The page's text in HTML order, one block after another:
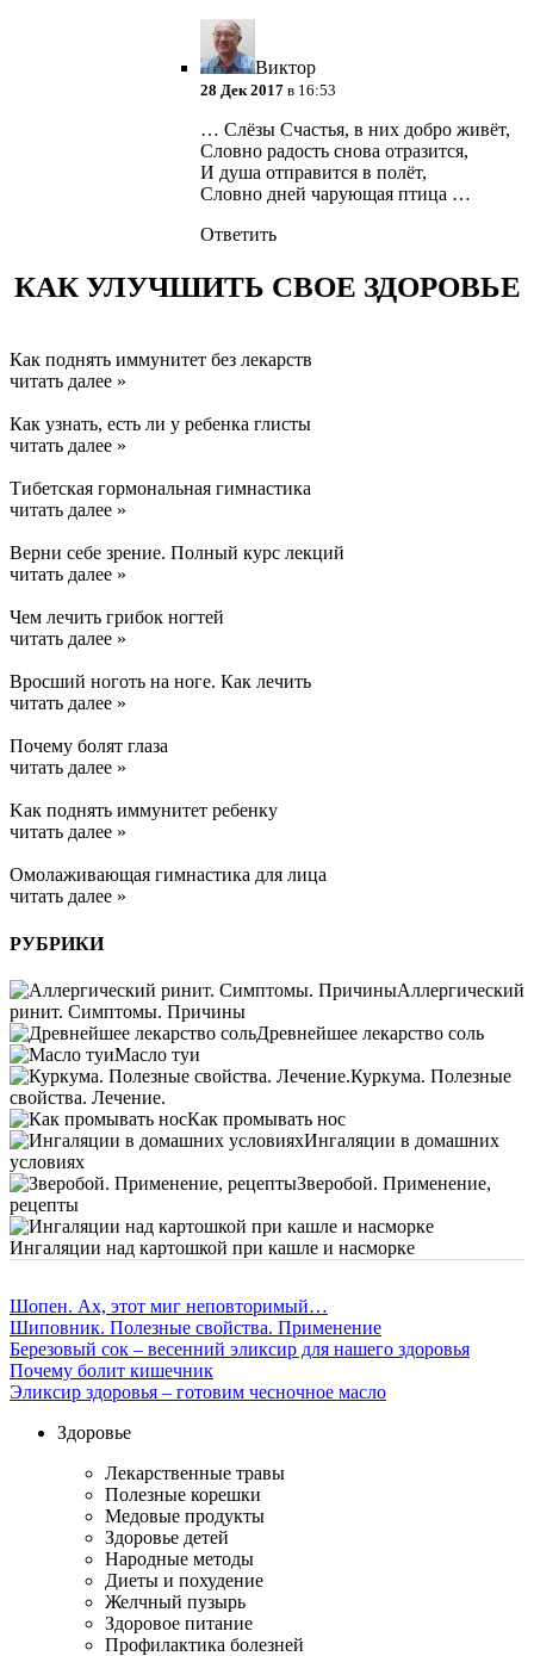
Виктор
28 Дек 2017 в 16:53
… Слёзы Счастья, в них добро живёт,
Словно радость снова отразится,
И душа отправится в полёт,
Словно дней чарующая птица …
Ответить
КАК УЛУЧШИТЬ СВОЕ ЗДОРОВЬЕ
Как поднять иммунитет без лекарств
читать далее »
Как узнать, есть ли у ребенка глисты
читать далее »
Тибетская гормональная гимнастика
читать далее »
Верни себе зрение. Полный курс лекций
читать далее »
Чем лечить грибок ногтей
читать далее »
Вросший ноготь на ноге. Как лечить
читать далее »
Почему болят глаза
читать далее »
Kак поднять иммунитет ребенку
читать далее »
Омолаживающая гимнастика для лица
читать далее »
РУБРИКИ
Аллергический
ринит. Симптомы. Причины
Древнейшее лекарство соль
Масло туи
Куркума. Полезные
свойства. Лечение.
Как промывать нос
Ингаляции в домашних
условиях
Зверобой. Применение,
рецепты
Ингаляции над картошкой при кашле и насморке
Шопен. Ах, этот миг неповторимый…
Шиповник. Полезные свойства. Применение
Березовый сок – весенний эликсир для нашего здоровья
Почему болит кишечник
Эликсир здоровья – готовим чесночное масло
Здоровье
Лекарственные травы
Полезные корешки
Медовые продукты
Здоровье детей
Народные методы
Диеты и похудение
Желчный пузырь
Здоровое питание
Профилактика болезней